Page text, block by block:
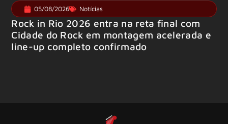
05/08/2026 Notícias
Rock in Rio 2026 entra na reta final com
Cidade do Rock em montagem acelerada e
line-up completo confirmado